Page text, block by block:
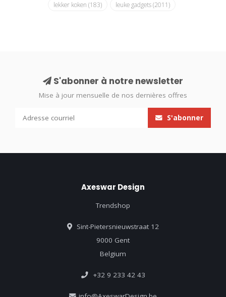
lekker koken (183) leuke gadgets(2011)
S'abonner à notre newsletter
Mise à jour mensuelle de nos dernières offres
S'abonner
Axeswar Design
Trendshop
Sint-Pietersnieuwstraat 12
9000 Gent
Belgium
+32 9 233 42 43